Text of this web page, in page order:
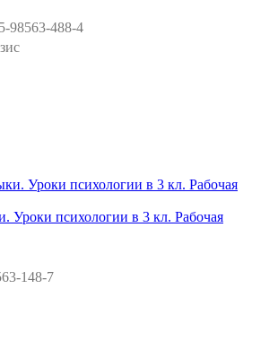
98563-488-4
Уроки психологии в 3 кл. Рабочая
148-7